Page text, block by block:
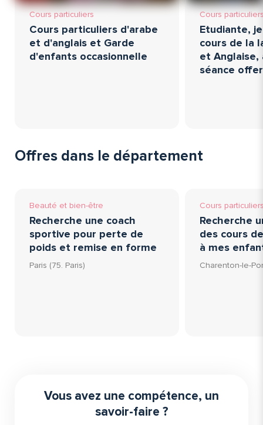
Cours particuliers
Cours particuliers d'arabe
et d'anglais et Garde
d'enfants occasionnelle
Cours
Etudiante,
cours de la
et Anglaise,
séance
Offres dans le département
Beauté et bien-être
Recherche une coach
sportive pour perte de
poids et remise en forme
Paris (75. Paris)
Cours
Recherche
des cours
à mes
Charenton-le-
Vous avez une compétence, un
savoir-faire ?